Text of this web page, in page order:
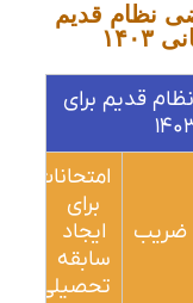
نظام قدیم
قدیم برای
ضریب
امتحانات
برای
ایجاد
سابقه
تحصیلی